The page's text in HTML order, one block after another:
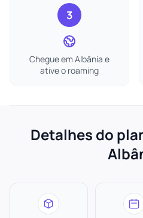
3
Chegue em Albânia e
ative o roaming
Detalhes do